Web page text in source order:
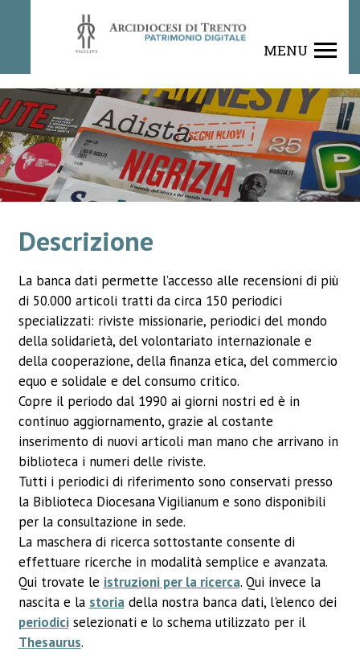
MENU
Descrizione
La banca dati permette l’accesso alle recensioni di più
di 50.000 articoli tratti da circa 150 periodici
specializzati: riviste missionarie, periodici del mondo
della solidarietà, del volontariato internazionale e
della cooperazione, della finanza etica, del commercio
equo e solidale e del consumo critico.
Copre il periodo dal 1990 ai giorni nostri ed è in
continuo aggiornamento, grazie al costante
inserimento di nuovi articoli man mano che arrivano in
biblioteca i numeri delle riviste.
Tutti i periodici di riferimento sono conservati presso
la Biblioteca Diocesana Vigilianum e sono disponibili
per la consultazione in sede.
La maschera di ricerca sottostante consente di
effettuare ricerche in modalità semplice e avanzata.
Qui trovate le istruzioni per la ricerca. Qui invece la
nascita e la storiadella nostra banca dati, l'elenco dei
periodiciselezionati e lo schema utilizzato per il
Thesaurus.